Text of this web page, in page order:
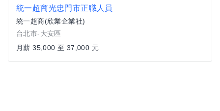
統一超商光忠門市正職人員
統一超商(欣業企業社)
台北市-大安區
月薪 35,000 至 37,000 元